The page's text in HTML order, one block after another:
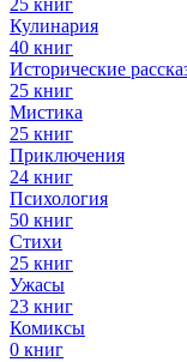
25 книг
Кулинария
40 книг
Исторические
25 книг
Мистика
25 книг
Приключения
24 книг
Психология
50 книг
Стихи
25 книг
Ужасы
23 книг
Комиксы
0 книг